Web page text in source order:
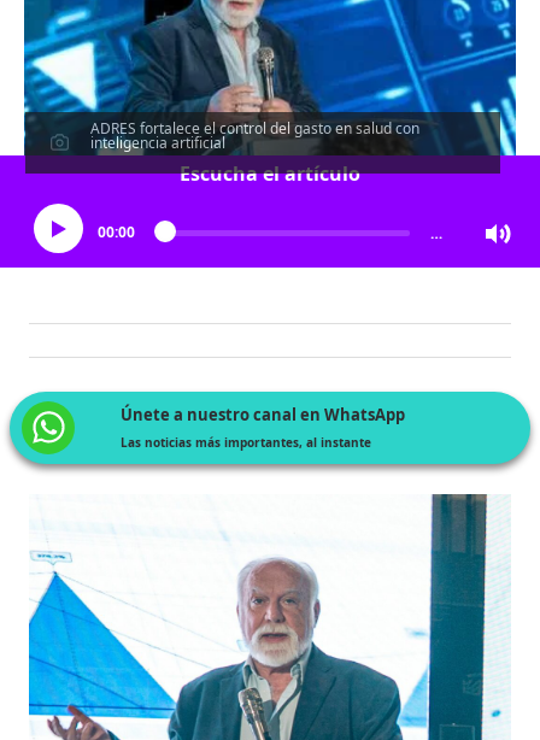
ADRES fortalece el control del gasto en salud con
inteligencia artificial
Escucha el artículo
00:00 …
Únete a nuestro canal en WhatsApp
Las noticias más importantes, al instante